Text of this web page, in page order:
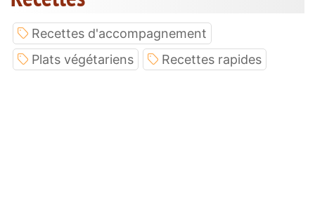
Recettes d'accompagnement
Plats végétariens
Recettes rapides